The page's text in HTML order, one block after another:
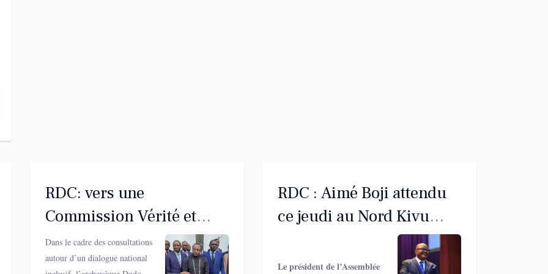
RDC: vers une
Commission Vérité et
Réconciliation, Dodo
Kamba échange avec
Dans le cadre des consultations
autour d’un dialogue national
RDC : Aimé Boji attendu
ce jeudi au Nord Kivu
dans le cadre de ses
vacances parlementaires
Le président de l’Assemblée